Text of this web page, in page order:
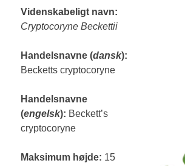
Videnskabeligt navn:
Cryptocoryne Beckettii
Handelsnavne (dansk):
Becketts cryptocoryne
Handelsnavne
(engelsk): Beckett’s
cryptocoryne
Maksimum højde: 15